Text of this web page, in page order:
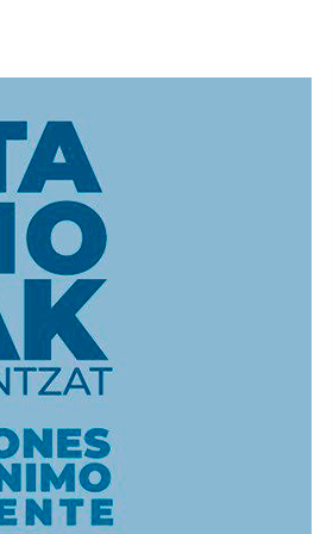
2026/07/07
SOINUGELA: Paul McCartney eta
Ringo Starr-en lan berriak
2026/07/03